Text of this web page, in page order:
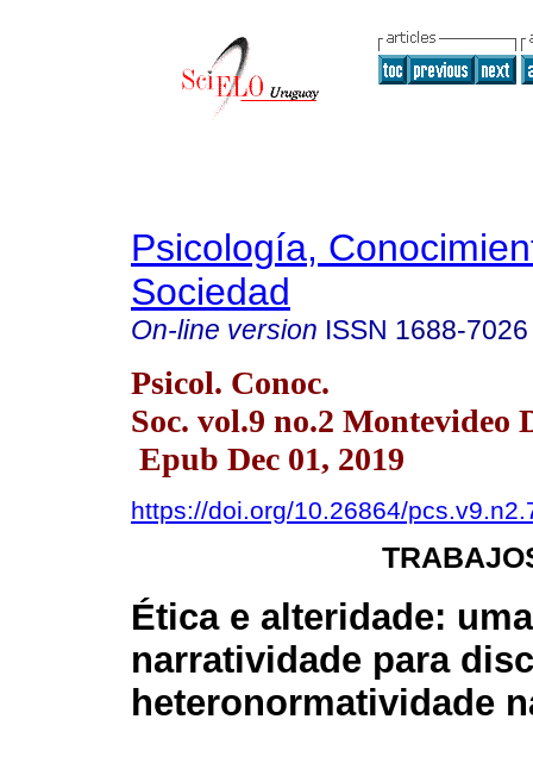
Psicología,
Sociedad
On-line version ISSN 1688-7026
Psicol. Conoc.
Soc. vol.9 no.2 Montevideo
Epub Dec 01, 2019
https://doi.org/10.26864/
Ética e alteridade:
narratividade para
heteronormatividade